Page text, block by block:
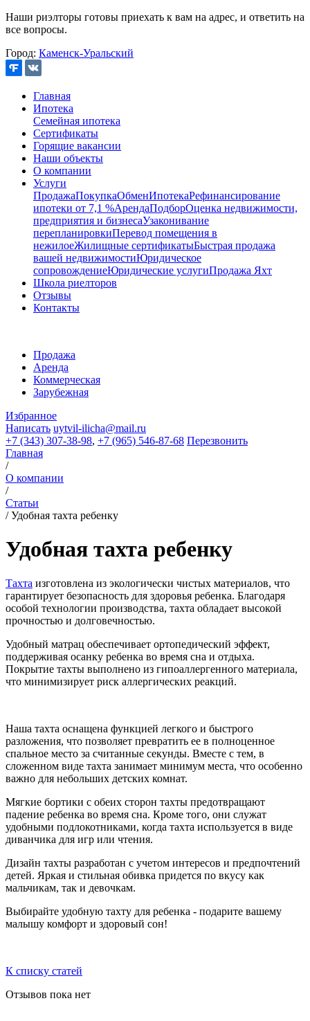
Наши риэлторы готовы приехать к вам на адрес, и ответить на
все вопросы.
Город: Каменск-Уральский
Главная
Ипотека
Семейная ипотека
Сертификаты
Горящие вакансии
Наши объекты
О компании
Услуги
ПродажаПокупкаОбменИпотекаРефинансирование
ипотеки от 7,1 %АрендаПодборОценка недвижимости,
предприятия и бизнесаУзаконивание
перепланировкиПеревод помещения в
нежилоеЖилищные сертификатыБыстрая продажа
вашей недвижимостиЮридическое
сопровождениеЮридические услугиПродажа Яхт
Школа риелторов
Отзывы
Контакты
Продажа
Аренда
Коммерческая
Зарубежная
Избранное
Написать uytvil-ilicha@mail.ru
+7 (343) 307-38-98, +7 (965) 546-87-68 Перезвонить
Главная
/
О компании
/
Статьи
/Удобная тахта ребенку
Удобная тахта ребенку
Тахта изготовлена из экологически чистых материалов, что
гарантирует безопасность для здоровья ребенка. Благодаря
особой технологии производства, тахта обладает высокой
прочностью и долговечностью.
Удобный матрац обеспечивает ортопедический эффект,
поддерживая осанку ребенка во время сна и отдыха.
Покрытие тахты выполнено из гипоаллергенного материала,
что минимизирует риск аллергических реакций.
Наша тахта оснащена функцией легкого и быстрого
разложения, что позволяет превратить ее в полноценное
спальное место за считанные секунды. Вместе с тем, в
сложенном виде тахта занимает минимум места, что особенно
важно для небольших детских комнат.
Мягкие бортики с обеих сторон тахты предотвращают
падение ребенка во время сна. Кроме того, они служат
удобными подлокотниками, когда тахта используется в виде
диванчика для игр или чтения.
Дизайн тахты разработан с учетом интересов и предпочтений
детей. Яркая и стильная обивка придется по вкусу как
мальчикам, так и девочкам.
Выбирайте удобную тахту для ребенка - подарите вашему
малышу комфорт и здоровый сон!
К списку статей
Отзывов пока нет